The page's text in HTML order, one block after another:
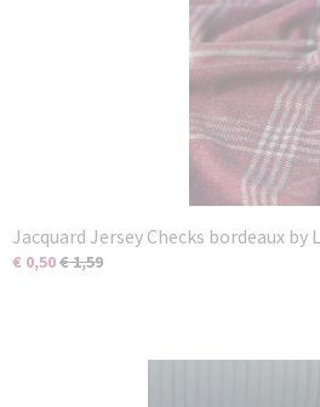
Jacquard Jersey Checks bordeaux by
€ 0,50€ 1,59